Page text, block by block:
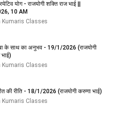
योग - राजयोगी शक्ति राज भाई ||
10 AM
Kumaris Classes
के साथ का अनुभव - 19/1/2026 (राजयोगी
Kumaris Classes
बाबा से प्रीत की रीति - 18/1/2026 (राजयोगी करुणा भाई)
Kumaris Classes